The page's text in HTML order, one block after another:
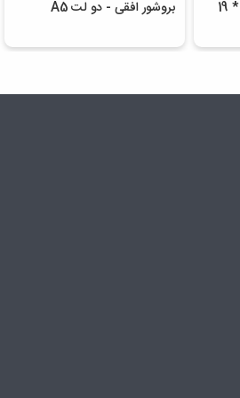
بروشور افقی - دو لت A5